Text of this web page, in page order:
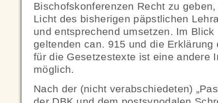
Bischofskonferenzen Recht zu
Licht des bisherigen päpstlichen
und entsprechend umsetzen. Im
geltenden can. 915 und die
für die Gesetzestexte ist eine andere
möglich.
Nach der (nicht verabschiedeten)